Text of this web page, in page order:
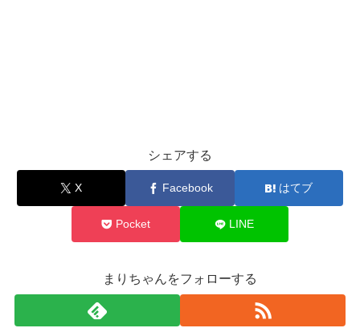
シェアする
X Facebook はてブ
Pocket LINE
まりちゃんをフォローする